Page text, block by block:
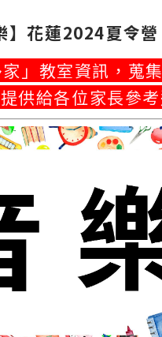
】花蓮2024夏令營
」教室資訊，蒐
供給各位家長參